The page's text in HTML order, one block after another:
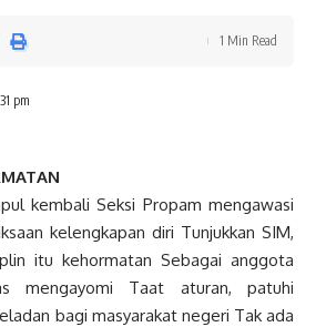
pm
1 Min Read
kembali Seksi Propam mengawasi
kelengkapan diri Tunjukkan SIM,
itu kehormatan Sebagai anggota
mengayomi Taat aturan, patuhi
bagi masyarakat negeri Tak ada